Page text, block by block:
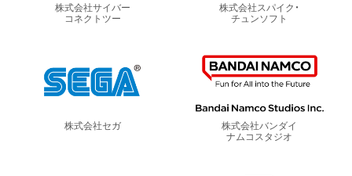
株式会社サイバー
コネクトツー
株式会社スパイク・
チュンソフト
株式会社セガ 株式会社バンダイ
ナムコスタジオ